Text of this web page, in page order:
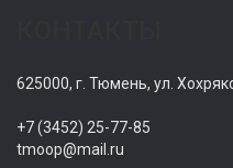
625000, г. Тюмень, ул.
+7 (3452) 25-77-85
tmoop@mail.ru